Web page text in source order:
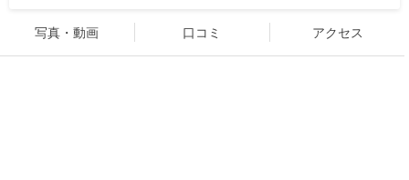
写真・動画 口コミ アクセス